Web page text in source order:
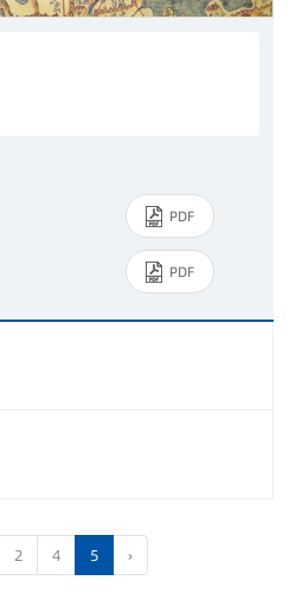
PDF
PDF
2 4 5 ›